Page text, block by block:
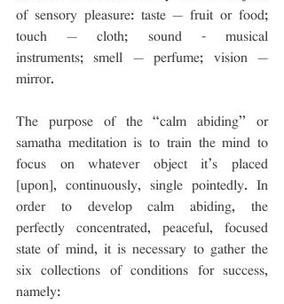
of sensory pleasure: taste – fruit or food;
touch – cloth; sound - musical
instruments; smell – perfume; vision –
mirror.
The purpose of the “calm abiding” or
samatha meditation is to train the mind to
focus on whatever object it’s placed
[upon], continuously, single pointedly. In
order to develop calm abiding, the
perfectly concentrated, peaceful, focused
state of mind, it is necessary to gather the
six collections of conditions for success,
namely: